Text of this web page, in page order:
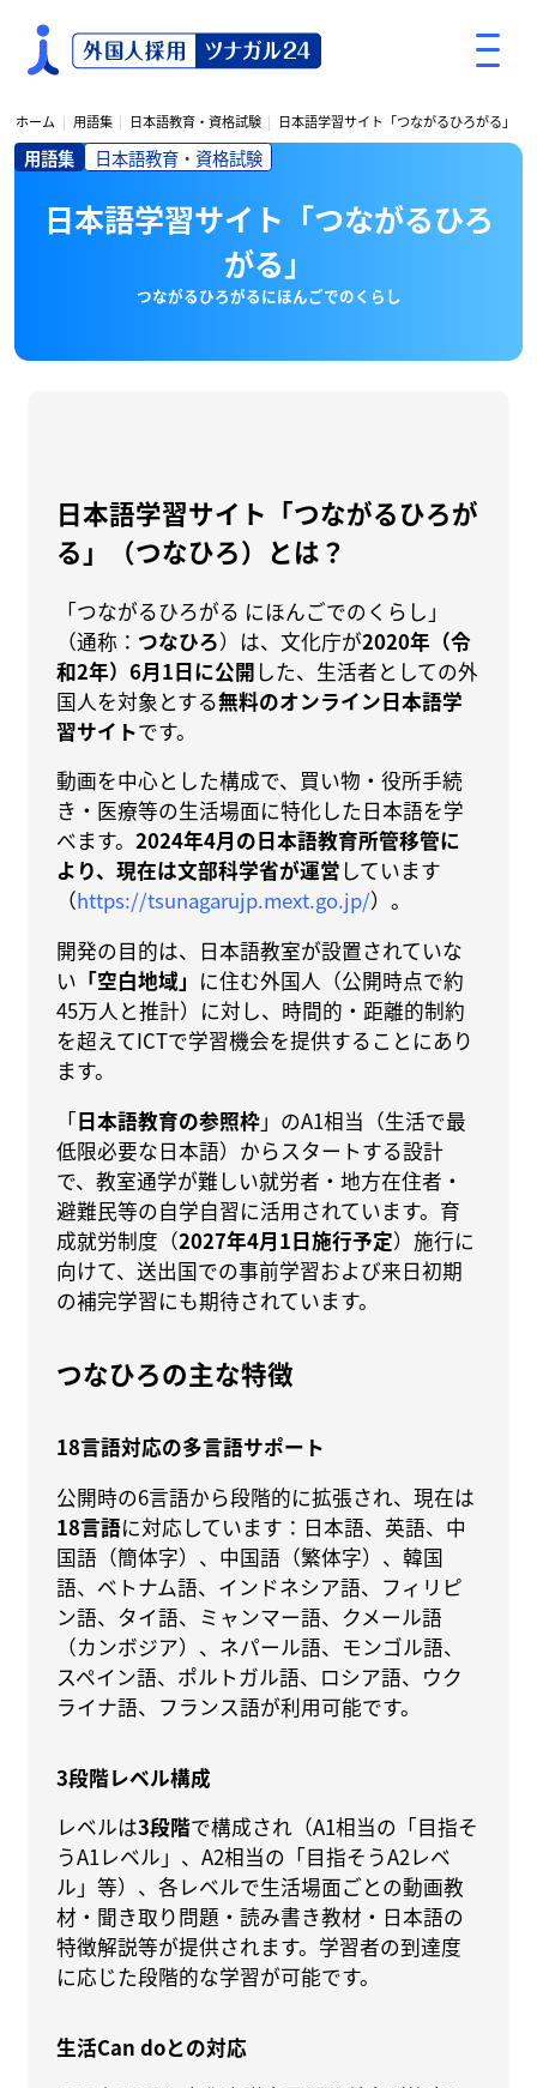
ホーム 用語集 日本語教育・資格試験 日本語学習サイト「つながるひろがる」
用語集 日本語教育・資格試験
日本語学習サイト「つながるひろ
がる」
つながるひろがるにほんごでのくらし
日本語学習サイト「つながるひろが
る」（つなひろ）とは？
「つながるひろがる にほんごでのくらし」
（通称： つなひろ）は、文化庁が2020年（令
和2年）6月1日に公開 した、生活者としての外
国人を対象とする無料のオンライン日本語学
習サイトです。
動画を中心とした構成で、買い物・役所手続
き・医療等の生活場面に特化した日本語を学
べます。2024年4月の日本語教育所管移管に
より、現在は文部科学省が運営 しています
（https://tsunagarujp.mext.go.jp/）。
開発の目的は、日本語教室が設置されていな
い 「空白地域」 に住む外国人（公開時点で約
45万人と推計）に対し、時間的・距離的制約
を超えてICTで学習機会を提供することにあり
ます。
「日本語教育の参照枠」のA1相当（生活で最
低限必要な日本語）からスタートする設計
で、教室通学が難しい就労者・地方在住者・
避難民等の自学自習に活用されています。育
成就労制度（2027年4月1日施行予定）施行に
向けて、送出国での事前学習および来日初期
の補完学習にも期待されています。
つなひろの主な特徴
18言語対応の多言語サポート
公開時の6言語から段階的に拡張され、現在は
18言語に対応しています：日本語、英語、中
国語（簡体字）、中国語（繁体字）、韓国
語、ベトナム語、インドネシア語、フィリピ
ン語、タイ語、ミャンマー語、クメール語
（カンボジア）、ネパール語、モンゴル語、
スペイン語、ポルトガル語、ロシア語、ウク
ライナ語、フランス語が利用可能です。
3段階レベル構成
レベルは3段階で構成され（A1相当の「目指そ
うA1レベル」、A2相当の「目指そうA2レベ
ル」等）、各レベルで生活場面ごとの動画教
材・聞き取り問題・読み書き教材・日本語の
特徴解説等が提供されます。学習者の到達度
に応じた段階的な学習が可能です。
生活Can doとの対応